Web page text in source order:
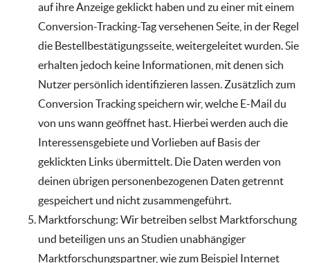
auf ihre Anzeige geklickt haben und zu einer mit einem
Conversion-Tracking-Tag versehenen Seite, in der Regel
die Bestellbestätigungsseite, weitergeleitet wurden. Sie
erhalten jedoch keine Informationen, mit denen sich
Nutzer persönlich identifizieren lassen. Zusätzlich zum
Conversion Tracking speichern wir, welche E-Mail du
von uns wann geöffnet hast. Hierbei werden auch die
Interessensgebiete und Vorlieben auf Basis der
geklickten Links übermittelt. Die Daten werden von
deinen übrigen personenbezogenen Daten getrennt
gespeichert und nicht zusammengeführt.
Marktforschung: Wir betreiben selbst Marktforschung
und beteiligen uns an Studien unabhängiger
Marktforschungspartner, wie zum Beispiel Internet